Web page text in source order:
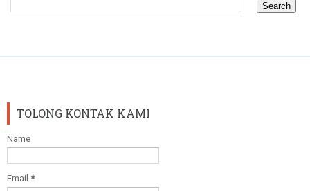
TOLONG KONTAK KAMI
Name
Email *